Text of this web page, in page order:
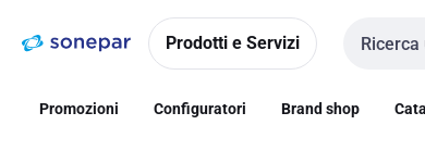
navigazionealla
Prodotti e Servizi
Cerca input
Promozioni Configuratori Brand shop